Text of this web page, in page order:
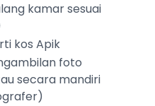
kamar sesuai
kos Apik
foto
secara mandiri